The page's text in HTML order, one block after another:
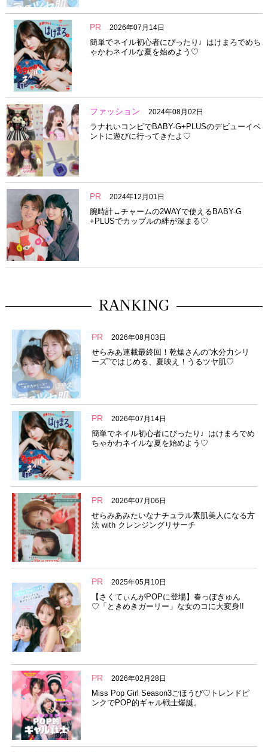
PR 2026年07月14日
簡単でネイル初心者にぴったり♩はけまろでめち
ゃかわネイルな夏を始めよう♡
ファッション 2024年08月02日
ラナれいコンビでBABY-G+PLUSのデビューイベ
ントに遊びに行ってきたよ♡
PR 2024年12月01日
腕時計↔︎チャームの2WAYで使えるBABY-G
+PLUSでカップルの絆が深まる♡
RANKING
PR 2026年08月03日
せらみあ連載最終回！乾燥さんの”水分力シリ
ーズ”ではじめる、夏映え！うるツヤ肌♡
PR 2026年07月14日
簡単でネイル初心者にぴったり♩はけまろでめ
ちゃかわネイルな夏を始めよう♡
PR 2026年07月06日
せらみあみたいなナチュラル素肌美人になる方
法 with クレンジングリサーチ
PR 2025年05月10日
【さくてぃんがPOPに登場】春っぽきゅん
♡「ときめきガーリー」な女のコに大変身!!
PR 2026年02月28日
Miss Pop Girl Season3ごほうび♡トレンドピ
ンクでPOP的ギャル戦士爆誕。